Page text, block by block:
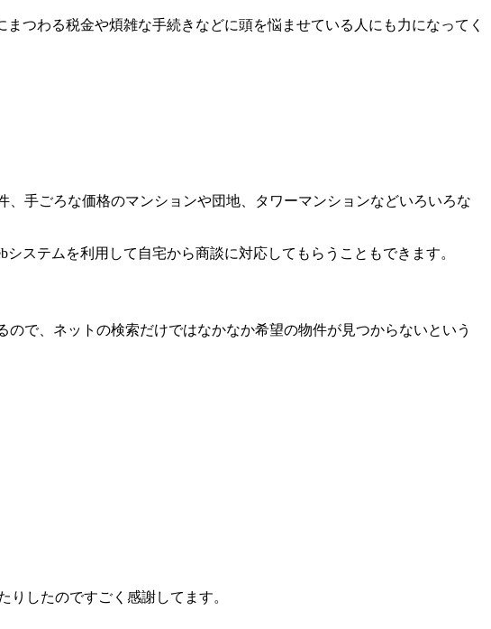
つわる税金や煩雑な手続きなどに頭を悩ませている人にも力になってく
手ごろな価格のマンションや団地、タワーマンションなどいろいろな
ステムを利用して自宅から商談に対応してもらうこともできます。
で、ネットの検索だけではなかなか希望の物件が見つからないという
したのですごく感謝してます。